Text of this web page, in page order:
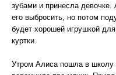
зубами и принесла
его выбросить, но потом
будет хорошей игрушкой
куртки.
Утром Алиса пошла в школу